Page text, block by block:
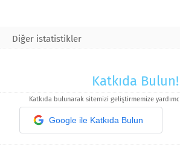
Diğer istatistikler
Katkıda Bulun!
Katkıda bulunarak sitemizi geliştirmemize
Google ile Katkıda Bulun